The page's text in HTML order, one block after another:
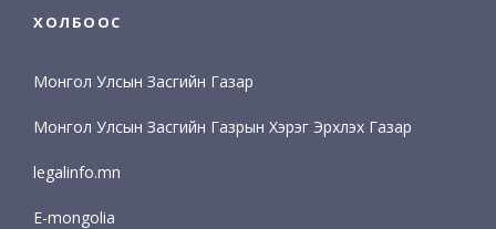
ХОЛБООС
Монгол Улсын Засгийн Газар
Монгол Улсын Засгийн Газрын Хэрэг Эрхлэх Газар
legalinfo.mn
E-mongolia